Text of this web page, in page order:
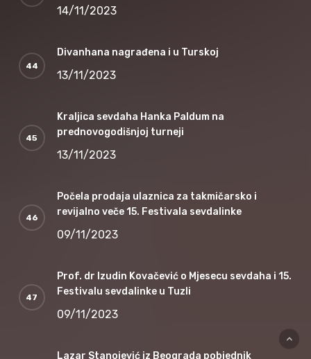
14/11/2023
Divanhana nagrađena i u Turskoj
13/11/2023
Kraljica sevdaha Hanka Paldum na
prednovogodišnjoj turneji
13/11/2023
Počela prodaja ulaznica za takmičarsko i
revijalno veče 15. Festivala sevdalinke
09/11/2023
Prof. dr Izudin Kovačević o Mjesecu sevdaha i 15.
Festivalu sevdalinke u Tuzli
09/11/2023
Lazar Stanojević iz Beograda pobjednik